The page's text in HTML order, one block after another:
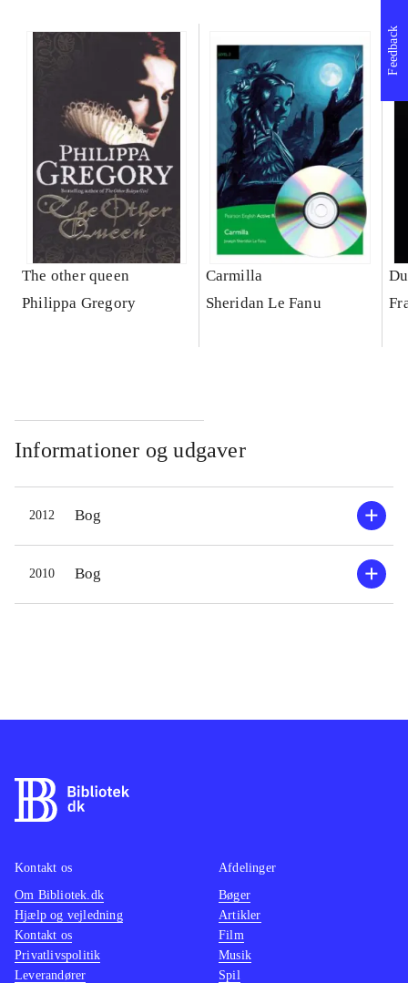
The other queen
Philippa Gregory
Carmilla
Sheridan Le Fanu
Informationer og udgaver
2012 Bog
2010 Bog
Feedback
Kontakt os
Om Bibliotek.dk
Hjælp og vejledning
Kontakt os
Privatlivspolitik
Leverandører
Afdelinger
Bøger
Artikler
Film
Musik
Spil